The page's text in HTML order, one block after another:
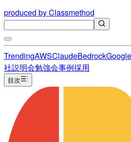
produced by Classmethod
TrendingAWSClaudeBedrock
社説明会勉強会事例採用
目次